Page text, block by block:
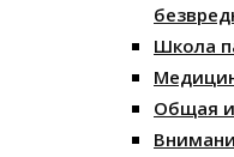
Школа
Общая